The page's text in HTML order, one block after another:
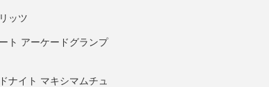
ッツ
ト アーケードグランプ
ナイト マキシマムチュ